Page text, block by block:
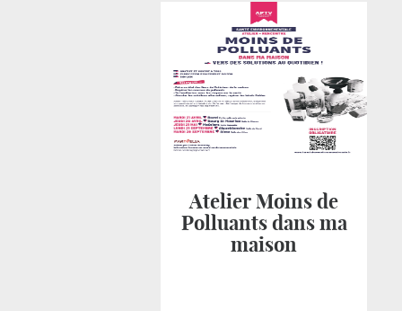
Atelier Moins de
Polluants dans ma
maison